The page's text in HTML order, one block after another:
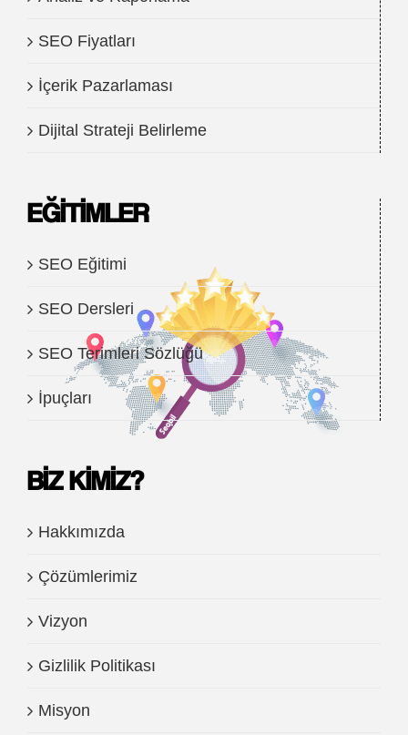
SEO Fiyatları
İçerik Pazarlaması
Dijital Strateji Belirleme
EĞITIMLER
SEO Eğitimi
SEO Dersleri
SEO Terimleri Sözlüğü
İpuçları
BIZ KIMIZ?
Hakkımızda
Çözümlerimiz
Vizyon
Gizlilik Politikası
Misyon